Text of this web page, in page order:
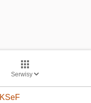
Serwisy
KSeF